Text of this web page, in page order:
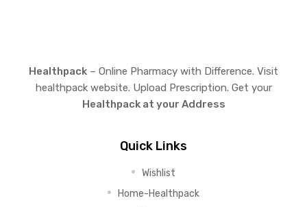
Healthpack – Online Pharmacy with Difference. Visit
healthpack website. Upload Prescription. Get your
Healthpack at your Address
Quick Links
Wishlist
Home-Healthpack